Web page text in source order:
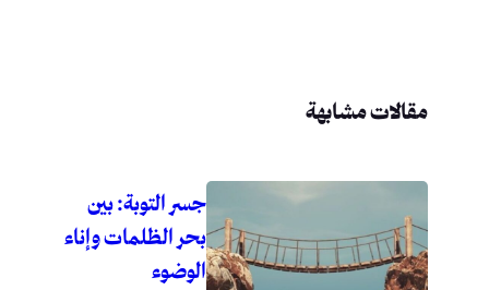
مقالات مشابهة
جسر التوبة: بين
بحر الظلمات وإناء
الوضوء